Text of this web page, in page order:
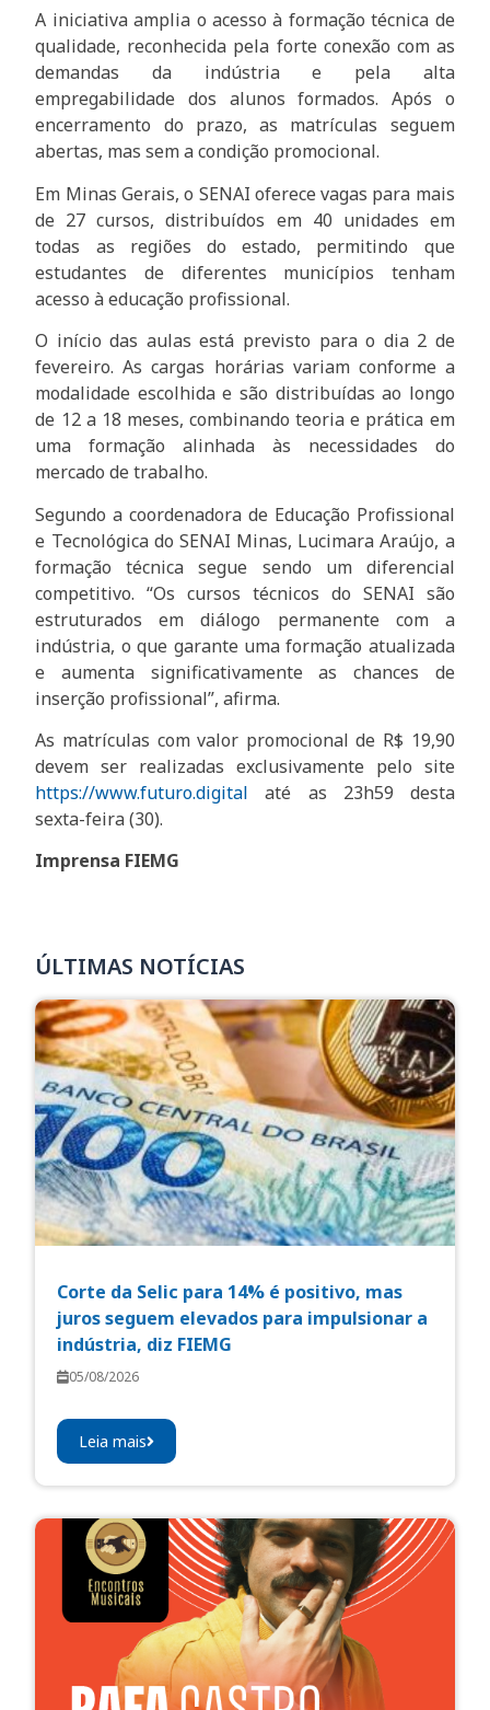
A iniciativa amplia o acesso à formação técnica de
qualidade, reconhecida pela forte conexão com as
demandas da indústria e pela alta
empregabilidade dos alunos formados. Após o
encerramento do prazo, as matrículas seguem
abertas, mas sem a condição promocional.
Em Minas Gerais, o SENAI oferece vagas para mais
de 27 cursos, distribuídos em 40 unidades em
todas as regiões do estado, permitindo que
estudantes de diferentes municípios tenham
acesso à educação profissional.
O início das aulas está previsto para o dia 2 de
fevereiro. As cargas horárias variam conforme a
modalidade escolhida e são distribuídas ao longo
de 12 a 18 meses, combinando teoria e prática em
uma formação alinhada às necessidades do
mercado de trabalho.
Segundo a coordenadora de Educação Profissional
e Tecnológica do SENAI Minas, Lucimara Araújo, a
formação técnica segue sendo um diferencial
competitivo. “Os cursos técnicos do SENAI são
estruturados em diálogo permanente com a
indústria, o que garante uma formação atualizada
e aumenta significativamente as chances de
inserção profissional”, afirma.
As matrículas com valor promocional de R$ 19,90
devem ser realizadas exclusivamente pelo site
https://www.futuro.digital até as 23h59 desta
sexta-feira (30).
Imprensa FIEMG
ÚLTIMAS NOTÍCIAS
Corte da Selic para 14% é positivo, mas
juros seguem elevados para impulsionar a
indústria, diz FIEMG
05/08/2026
Leia mais